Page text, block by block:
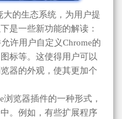
大的生态系统，为用户提
是一些新功能的解读：
许用户自定义Chrome的
标等。这使得用户可以
器的外观，使其更加个
览器插件的一种形式，
。例如，有些扩展程序